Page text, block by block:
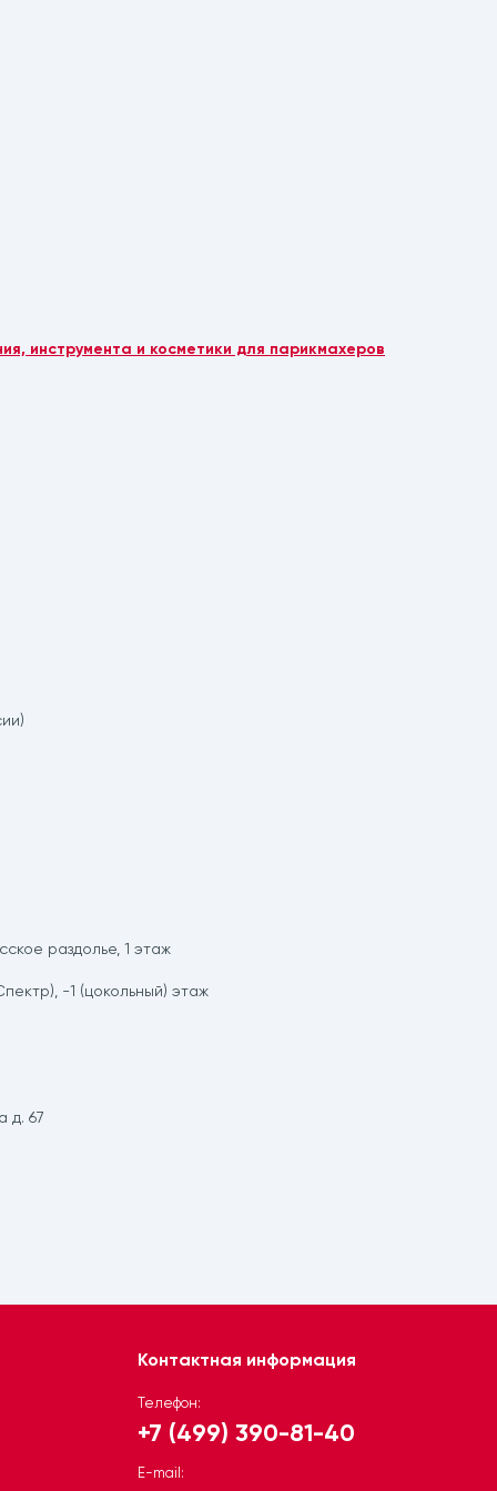
инструмента и косметики для парикмахеров
раздолье, 1 этаж
-1 (цокольный) этаж
д. 67
Контактная информация
Телефон:
+7 (499) 390-81-40
E-mail: